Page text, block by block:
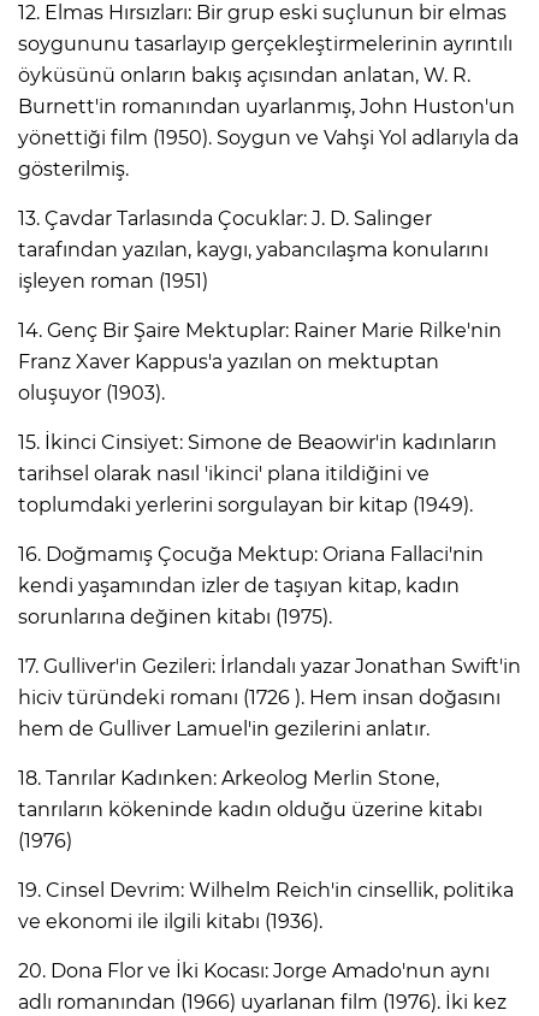
12. Elmas Hırsızları: Bir grup eski suçlunun bir elmas
soygununu tasarlayıp gerçekleştirmelerinin ayrıntılı
öyküsünü onların bakış açısından anlatan, W. R.
Burnett'in romanından uyarlanmış, John Huston'un
yönettiği film (1950). Soygun ve Vahşi Yol adlarıyla da
gösterilmiş.
13. Çavdar Tarlasında Çocuklar: J. D. Salinger
tarafından yazılan, kaygı, yabancılaşma konularını
işleyen roman (1951)
14. Genç Bir Şaire Mektuplar: Rainer Marie Rilke'nin
Franz Xaver Kappus'a yazılan on mektuptan
oluşuyor (1903).
15. İkinci Cinsiyet: Simone de Beaowir'in kadınların
tarihsel olarak nasıl 'ikinci' plana itildiğini ve
toplumdaki yerlerini sorgulayan bir kitap (1949).
16. Doğmamış Çocuğa Mektup: Oriana Fallaci'nin
kendi yaşamından izler de taşıyan kitap, kadın
sorunlarına değinen kitabı (1975).
17. Gulliver'in Gezileri: İrlandalı yazar Jonathan Swift'in
hiciv türündeki romanı (1726 ). Hem insan doğasını
hem de Gulliver Lamuel'in gezilerini anlatır.
18. Tanrılar Kadınken: Arkeolog Merlin Stone,
tanrıların kökeninde kadın olduğu üzerine kitabı
(1976)
19. Cinsel Devrim: Wilhelm Reich'in cinsellik, politika
ve ekonomi ile ilgili kitabı (1936).
20. Dona Flor ve İki Kocası: Jorge Amado'nun aynı
adlı romanından (1966) uyarlanan film (1976). İki kez